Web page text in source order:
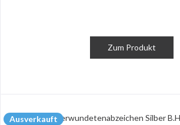
Zum Produkt
Ausverkauft